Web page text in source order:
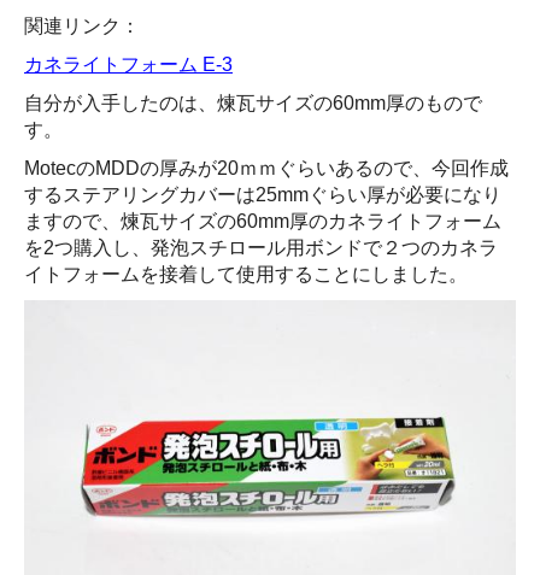
関連リンク：
カネライトフォーム E-3
自分が入手したのは、煉瓦サイズの60mm厚のもので
す。
MotecのMDDの厚みが20ｍｍぐらいあるので、今回作成
するステアリングカバーは25mmぐらい厚が必要になり
ますので、煉瓦サイズの60mm厚のカネライトフォーム
を2つ購入し、発泡スチロール用ボンドで２つのカネラ
イトフォームを接着して使用することにしました。